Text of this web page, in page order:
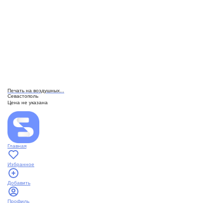
Печать на воздушных...
Севастополь
Цена не указана
Главная
Избранное
Добавить
Профиль